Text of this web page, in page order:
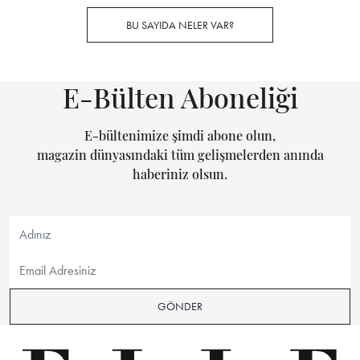
BU SAYIDA NELER VAR?
E-Bülten Aboneliği
E-bültenimize şimdi abone olun,
magazin dünyasındaki tüm gelişmelerden anında
haberiniz olsun.
GÖNDER